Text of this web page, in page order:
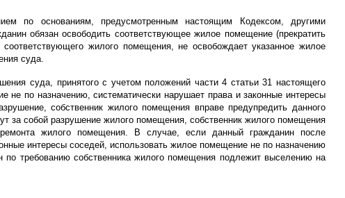
по основаниям, предусмотренным настоящим Кодексом, другими
обязан освободить соответствующее жилое помещение (прекратить
жилого помещения, не освобождает указанное жилое
суда.
суда, принятого с учетом положений части 4 статьи 31 настоящего
не по назначению, систематически нарушает права и законные интересы
собственник жилого помещения вправе предупредить данного
за собой разрушение жилого помещения, собственник жилого помещения
жилого помещения. В случае, если данный гражданин после
интересы соседей, использовать жилое помещение не по назначению
требованию собственника жилого помещения подлежит выселению на